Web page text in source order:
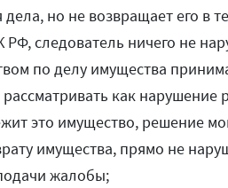
но не возвращает его в
следователь ничего не
по делу имущества
как нарушение
это имущество, решение
имущества, прямо не
жалобы;